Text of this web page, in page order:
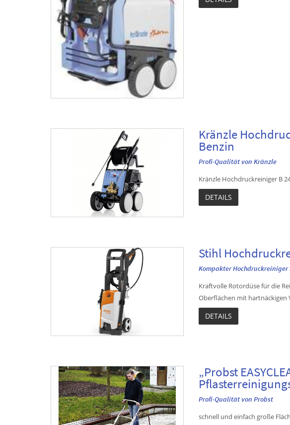
Kränzle
Benzin
Profi-Qualität von Kränzle
Kränzle Hochdruckreiniger B
DETAILS
Stihl
Kompakter
Kraftvolle Rotordüse für die
Oberflächen mit hartnäckigen
DETAILS
„Probst
Profi-Qualität von Probst
schnell und einfach große